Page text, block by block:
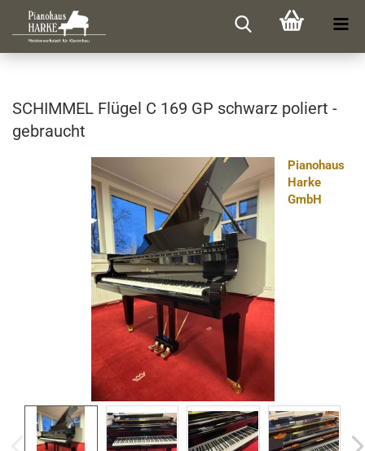
SCHIM­MEL Flü­gel C 169 GP schwarz po­liert -
ge­braucht
Pianohaus
Harke
GmbH